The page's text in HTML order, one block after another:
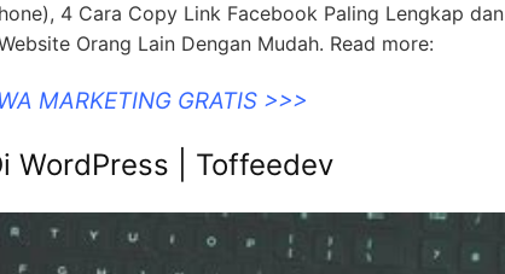
4 Cara Copy Link Facebook Paling Lengkap dan
Orang Lain Dengan Mudah. Read more:
MARKETING GRATIS >>>
WordPress | Toffeedev